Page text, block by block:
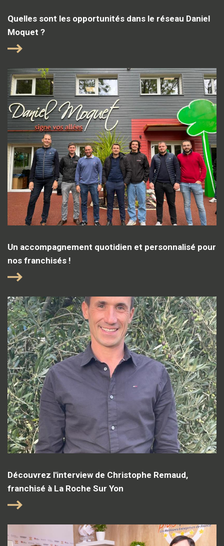
Quelles sont les opportunités dans le réseau Daniel
Moquet ?
Un accompagnement quotidien et personnalisé pour
nos franchisés !
Découvrez l'interview de Christophe Remaud,
franchisé à La Roche Sur Yon